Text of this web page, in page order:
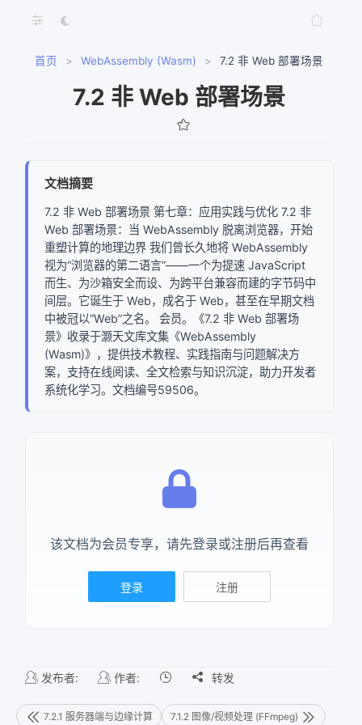
首页 > WebAssembly (Wasm) > 7.2 非 Web 部署场景
7.2 非 Web 部署场景
文档摘要
7.2 非 Web 部署场景 第七章：应用实践与优化 7.2 非
Web 部署场景：当 WebAssembly 脱离浏览器，开始
重塑计算的地理边界 我们曾长久地将 WebAssembly
视为“浏览器的第二语言”——一个为提速 JavaScript
而生、为沙箱安全而设、为跨平台兼容而建的字节码中
间层。它诞生于 Web，成名于 Web，甚至在早期文档
中被冠以“Web”之名。 会员。《7.2 非 Web 部署场
景》收录于灏天文库文集《WebAssembly
(Wasm)》，提供技术教程、实践指南与问题解决方
案，支持在线阅读、全文检索与知识沉淀，助力开发者
系统化学习。文档编号59506。
该文档为会员专享，请先登录或注册后再查看
登录 注册
发布者: 作者:  转发
7.2.1 服务器端与边缘计算 7.1.2 图像/视频处理 (FFmpeg)